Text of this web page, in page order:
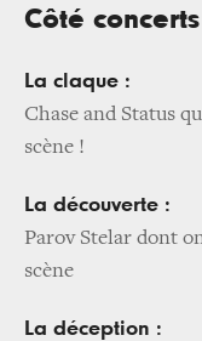
Côté
La claque :
Chase and Status
scène !
La découverte :
Parov Stelar dont
scène
La déception :